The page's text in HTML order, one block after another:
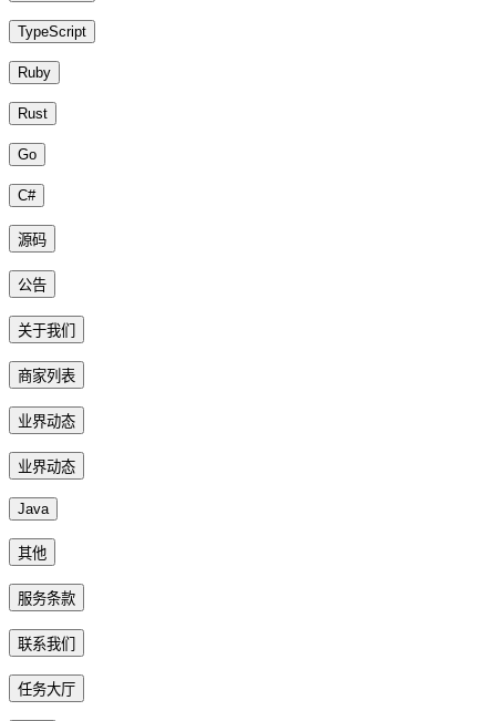
TypeScript
Ruby
Rust
Go
C#
源码
公告
关于我们
商家列表
业界动态
业界动态
Java
其他
服务条款
联系我们
任务大厅